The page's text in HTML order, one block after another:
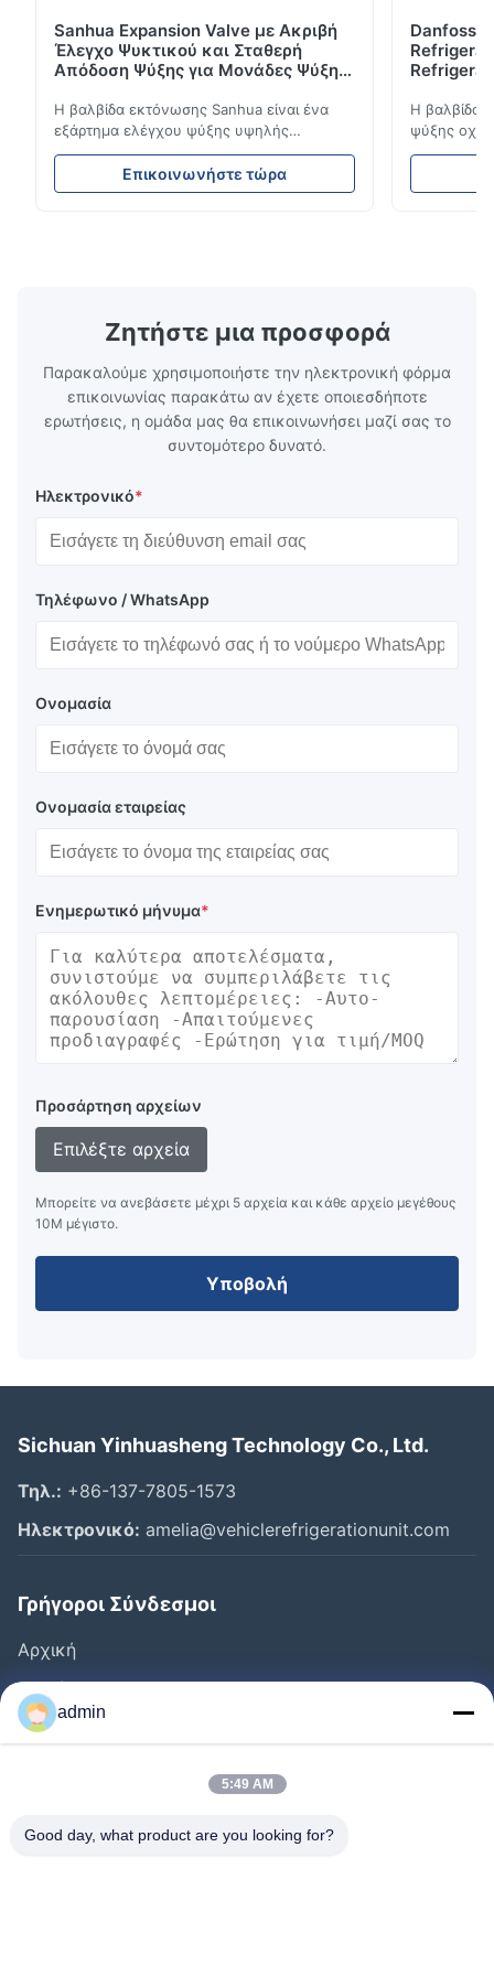
Sanhua Expansion Valve με Ακριβή
Έλεγχο Ψυκτικού και Σταθερή
Απόδοση Ψύξης για Μονάδες Ψύξης
Η βαλβίδα εκτόνωσης Sanhua είναι ένα
εξάρτημα ελέγχου ψύξης υψηλής
απόδοσης που έχει σχεδιαστεί για μονάδες
ψύξης φορτηγών, φορτηγά-ψυγεία και
συστήματα μεταφοράς με κρύα αλυσίδα.
Επικοινωνήστε τώρα
Danfoss
Η βαλβίδα
ψύξης
ροή του
απόδοση.
Ζητήστε μια προσφορά
Παρακαλούμε χρησιμοποιήστε την ηλεκτρονική φόρμα
επικοινωνίας παρακάτω αν έχετε οποιεσδήποτε
ερωτήσεις, η ομάδα μας θα επικοινωνήσει μαζί σας το
συντομότερο δυνατό.
Ηλεκτρονικό*
Τηλέφωνο / WhatsApp
Ονομασία
Ονομασία εταιρείας
Ενημερωτικό μήνυμα*
Προσάρτηση αρχείων
Επιλέξτε αρχεία
Μπορείτε να ανεβάσετε μέχρι 5 αρχεία και κάθε αρχείο μεγέθους
10M μέγιστο.
Υποβολή
Sichuan Yinhuasheng Technology Co., Ltd.
Τηλ.: +86-137-7805-1573
Ηλεκτρονικό: amelia@vehiclerefrigerationunit.com
Γρήγοροι Σύνδεσμοι
Αρχική
Προϊόντα
Βίντεο
Έλεγχος Ποιότητας
admin
5:49 AM
Good day, what product are you looking for?